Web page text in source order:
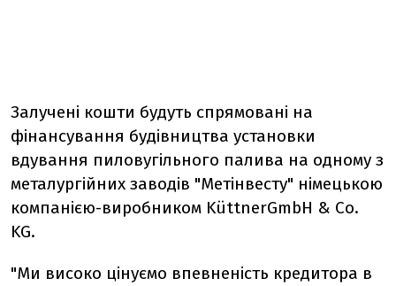
Залучені кошти будуть спрямовані на
фінансування будівництва установки
вдування пиловугільного палива на одному з
металургійних заводів "Метінвесту" німецькою
компанією-виробником KüttnerGmbH & Co.
KG.
"Ми високо цінуємо впевненість кредитора в